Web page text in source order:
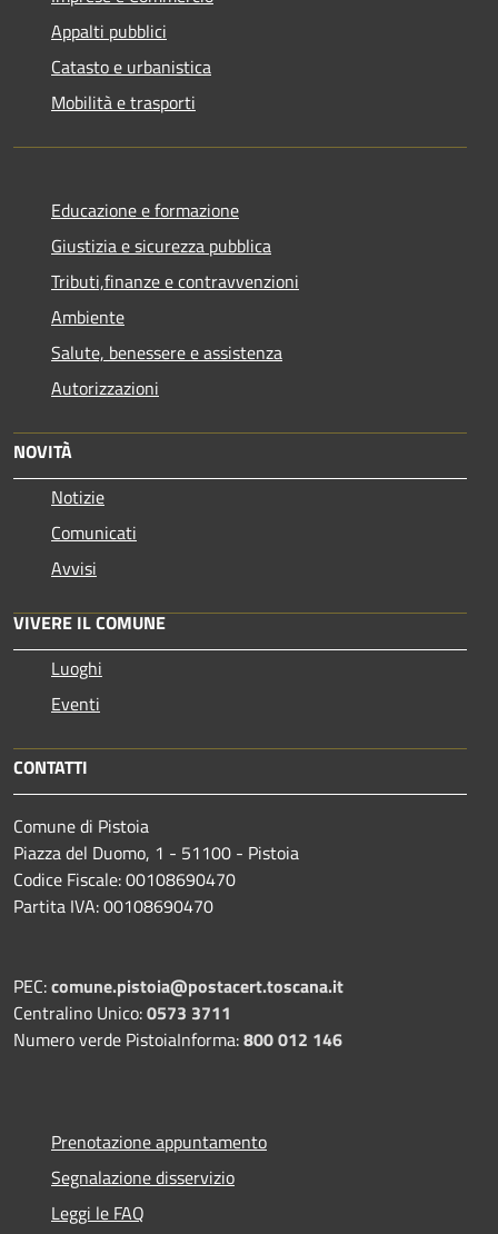
Appalti pubblici
Catasto e urbanistica
Mobilità e trasporti
Educazione e formazione
Giustizia e sicurezza pubblica
Tributi,finanze e contravvenzioni
Ambiente
Salute, benessere e assistenza
Autorizzazioni
NOVITÀ
Notizie
Comunicati
Avvisi
VIVERE IL COMUNE
Luoghi
Eventi
CONTATTI
Comune di Pistoia
Piazza del Duomo, 1 - 51100 - Pistoia
Codice Fiscale: 00108690470
Partita IVA: 00108690470
PEC:comune.pistoia@postacert.toscana.it
Centralino Unico:0573 3711
Numero verde PistoiaInforma:800 012 146
Prenotazione appuntamento
Segnalazione disservizio
Leggi le FAQ